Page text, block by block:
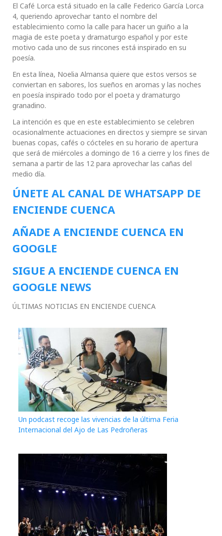
El Café Lorca está situado en la calle Federico García Lorca
4, queriendo aprovechar tanto el nombre del
establecimiento como la calle para hacer un guiño a la
magia de este poeta y dramaturgo español y por este
motivo cada uno de sus rincones está inspirado en su
poesía.
En esta línea, Noelia Almansa quiere que estos versos se
conviertan en sabores, los sueños en aromas y las noches
en poesía inspirado todo por el poeta y dramaturgo
granadino.
La intención es que en este establecimiento se celebren
ocasionalmente actuaciones en directos y siempre se sirvan
buenas copas, cafés o cócteles en su horario de apertura
que será de miércoles a domingo de 16 a cierre y los fines de
semana a partir de las 12 para aprovechar las cañas del
medio día.
ÚNETE AL CANAL DE WHATSAPP DE
ENCIENDE CUENCA
AÑADE A ENCIENDE CUENCA EN
GOOGLE
SIGUE A ENCIENDE CUENCA EN
GOOGLE NEWS
ÚLTIMAS NOTICIAS EN ENCIENDE CUENCA
Un podcast recoge las vivencias de la última Feria
Internacional del Ajo de Las Pedroñeras